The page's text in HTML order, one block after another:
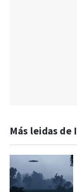
Más leidas de